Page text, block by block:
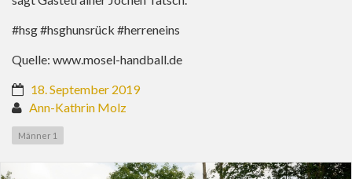
#hsg #hsghunsrück #herreneins
Quelle: www.mosel-handball.de
18. September 2019
Ann-Kathrin Molz
Männer 1